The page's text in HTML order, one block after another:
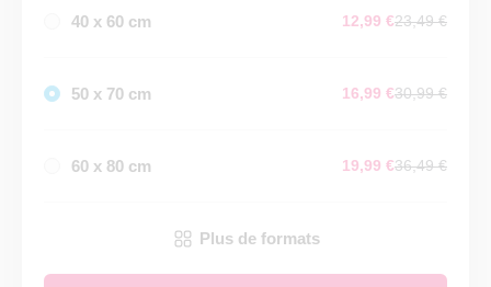
40 x 60 cm 12,99 €23,49 €
50 x 70 cm 16,99 €30,99 €
60 x 80 cm 19,99 €36,49 €
Plus de formats